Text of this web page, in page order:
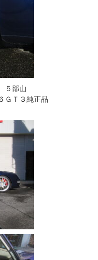
５部山
Ｔ３純正品